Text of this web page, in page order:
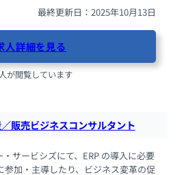
最終更新日：2025年10月13日
人詳細を見る
が閲覧しています
／販売ビジネスコンサルタント
サービシズにて、ERP の導入に必要
参加・主導したり、ビジネス変革の促